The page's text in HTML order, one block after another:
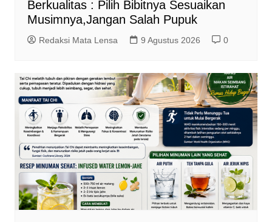
Berkualitas : Pilih Bibitnya Sesuaikan
Musimnya,Jangan Salah Pupuk
Redaksi Mata Lensa 9 Agustus 2026 0